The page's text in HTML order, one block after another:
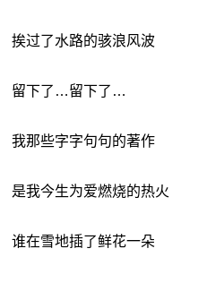
挨过了水路的骇浪风波
留下了…留下了…
我那些字字句句的著作
是我今生为爱燃烧的热火
谁在雪地插了鲜花一朵